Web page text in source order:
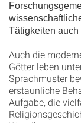
Tätigkeiten
Auch die
Götter leben
Sprachmuster
erstaunliche
Aufgabe, die